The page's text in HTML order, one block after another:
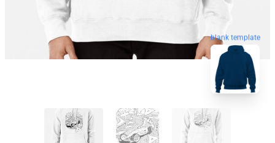
blank template